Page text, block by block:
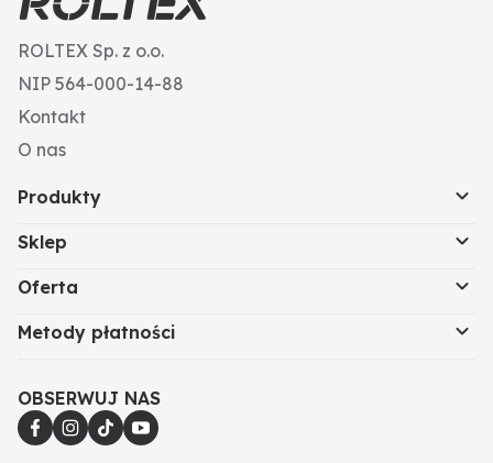
ROLTEX Sp. z o.o.
NIP 564-000-14-88
Kontakt
O nas
Produkty
Sklep
Oferta
Metody płatności
OBSERWUJ NAS